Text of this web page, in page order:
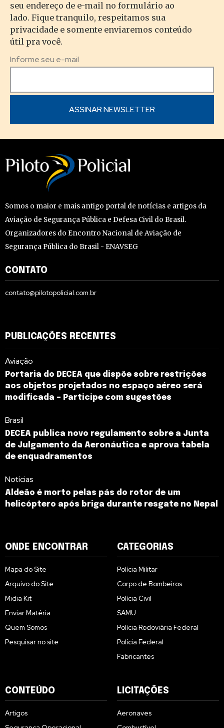
seu endereço de e-mail no formulário ao
lado. Fique tranquilo, respeitamos sua
privacidade e somente enviaremos conteúdo
útil pra você.
Informe seu e-mail
Somos o maior e mais antigo portal de notícias e artigos da
Aviação de Segurança Pública e Defesa Civil do Brasil.
Organizadores do Encontro Nacional de Aviação de
Segurança Pública do Brasil - ENAVSEG
CONTATO
contato@pilotopolicial.com.br
PUBLICAÇÕES RECENTES
Aviação
Portaria do DECEA que dispõe sobre restrições
aos objetos projetados no espaço aéreo será
modificada – Participe com sugestões
Brasil
DECEA publica novo regulamento sobre a Junta
de Julgamento da Aeronáutica e aprova tabela
de enquadramentos
Notícias
Aldeão é morto pelas pás do rotor de um
helicóptero após briga durante resgate no Nepal
ONDE ENCONTRAR
Mapa do Site
Arquivo do Site
Midia Kit
Enviar Matéria
Quem Somos
Pesquisar no site
CATEGORIAS
Polícia Militar
Corpo de Bombeiros
Polícia Civil
SAMU
Polícia Rodoviária Federal
Polícia Federal
Fabricantes
CONTEÚDO
Artigos
LICITAÇÕES
Aeronaves